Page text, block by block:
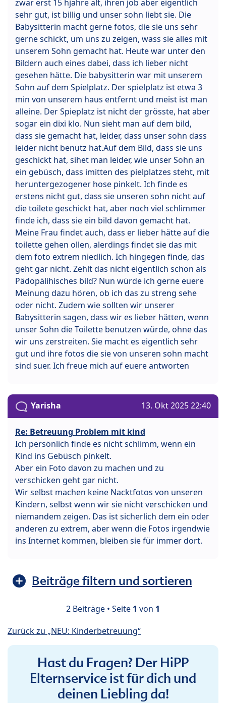
zwar erst 15 hjahre alt, ihren job aber eigentlich
sehr gut, ist billig und unser sohn liebt sie. Die
Babysitterin macht gerne fotos, die sie uns sehr
gerne schickt, um uns zu zeigen, wass sie alles mit
unserem Sohn gemacht hat. Heute war unter den
Bildern auch eines dabei, dass ich lieber nicht
gesehen hätte. Die babysitterin war mit unserem
Sohn auf dem Spielplatz. Der spielplatz ist etwa 3
min von unserem haus entfernt und meist ist man
alleine. Der Spieplatz ist nicht der grösste, hat aber
sogar ein dixi klo. Nun sieht man auf dem bild,
dass sie gemacht hat, leider, dass unser sohn dass
leider nicht benutz hat.Auf dem Bild, dass sie uns
geschickt hat, sihet man leider, wie unser Sohn an
ein gebüsch, dass imitten des pielplatzes steht, mit
heruntergezogener hose pinkelt. Ich finde es
erstens nicht gut, dass sie unseren sohn nicht auf
die toilete geschickt hat, aber noch viel schlimmer
finde ich, dass sie ein bild davon gemacht hat.
Meine Frau findet auch, dass er lieber hätte auf die
toilette gehen ollen, alerdings findet sie das mit
dem foto extrem niedlich. Ich hingegen finde, das
geht gar nicht. Zehlt das nicht eigentlich schon als
Pädopälihisches bild? Nun würde ich gerne euere
Meinung dazu hören, ob ich das zu streng sehe
oder nicht. Zudem wie sollten wir unserer
Babysitterin sagen, dass wir es lieber hätten, wenn
unser Sohn die Toilette benutzen würde, ohne das
wir uns zerstreiten. Sie macht es eigentlich sehr
gut und ihre fotos die sie von unseren sohn macht
sind suer. Ich freue mich auf euere antworten
Yarisha 13. Okt 2025 22:40
Re: Betreuung Problem mit kind
Ich persönlich finde es nicht schlimm, wenn ein
Kind ins Gebüsch pinkelt.
Aber ein Foto davon zu machen und zu
verschicken geht gar nicht.
Wir selbst machen keine Nacktfotos von unseren
Kindern, selbst wenn wir sie nicht verschicken und
niemandem zeigen. Das ist sicherlich dem ein oder
anderen zu extrem, aber wenn die Fotos irgendwie
ins Internet kommen, bleiben sie für immer dort.
Beiträge filtern und sortieren
2 Beiträge • Seite 1 von 1
Zurück zu „NEU: Kinderbetreuung“
Hast du Fragen? Der HiPP
Elternservice ist für dich und
deinen Liebling da!